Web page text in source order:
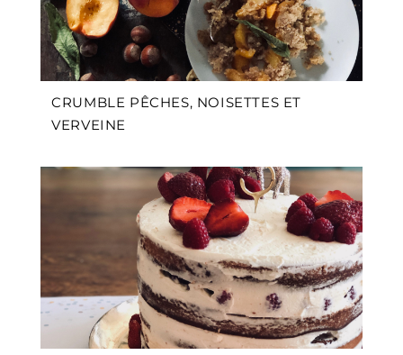
CRUMBLE PÊCHES, NOISETTES ET
VERVEINE